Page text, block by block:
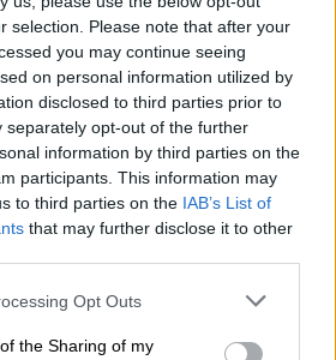
selection. Please note that after your
you may continue seeing
on personal information utilized by
disclosed to third parties prior to
separately opt-out of the further
information by third parties on the
participants. This information may
to third parties on the IAB’s List of
that may further disclose it to other
Opt Outs
the Sharing of my
caos que en España